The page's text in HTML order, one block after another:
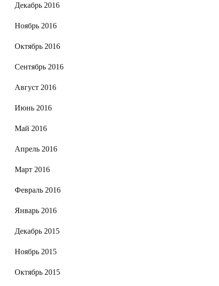
Декабрь 2016
Ноябрь 2016
Октябрь 2016
Сентябрь 2016
Август 2016
Июнь 2016
Май 2016
Апрель 2016
Март 2016
Февраль 2016
Январь 2016
Декабрь 2015
Ноябрь 2015
Октябрь 2015